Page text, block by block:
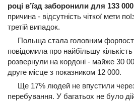
році в’їзд заборонили для 133 000
причина - відсутність чіткої мети
третій випадок.
Польща стала головним
повідомила про найбільшу кількість
розвернули на кордоні - майже 30
друге місце з показником 12 000.
Ще 17% людей не впустили
перебування. У багатьох не було